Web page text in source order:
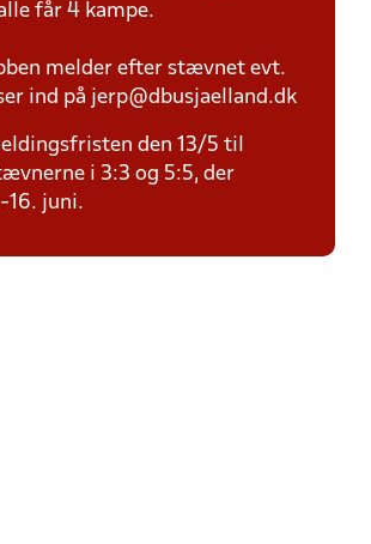
får 4 kampe.
melder efter stævnet evt.
ind på jerp@dbusjaelland.dk
den 13/5 til
i 3:3 og 5:5, der
16. juni.